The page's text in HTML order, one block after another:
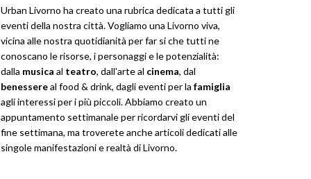
Urban Livorno ha creato una rubrica dedicata a tutti gli
eventi della nostra città. Vogliamo una Livorno viva,
vicina alle nostra quotidianità per far si che tutti ne
conoscano le risorse, i personaggi e le potenzialità:
dalla musica al teatro, dall'arte al cinema, dal
benessereal food & drink, dagli eventi per la famiglia
agli interessi per i più piccoli. Abbiamo creato un
appuntamento settimanale per ricordarvi gli eventi del
fine settimana, ma troverete anche articoli dedicati alle
singole manifestazioni e realtà di Livorno.